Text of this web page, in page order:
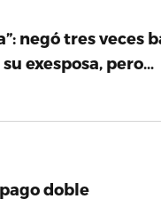
negó tres veces
exesposa, pero…
doble